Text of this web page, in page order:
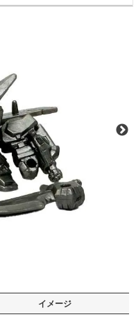
イメージ